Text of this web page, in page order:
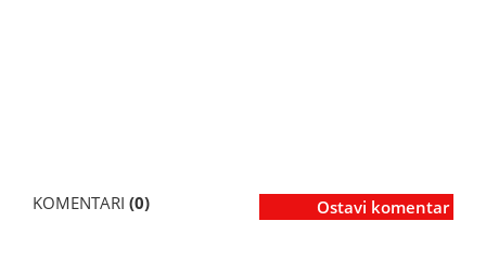
KOMENTARI (0) Ostavi komentar